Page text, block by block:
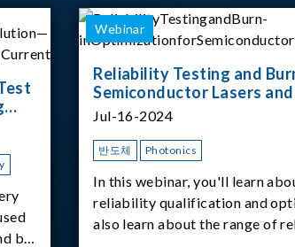
bi-
Webinar
Reliability Testing and
Semiconductor Lasers
Jul-16-2024
반도체 Photonics
In this webinar, you'll learn
reliability qualification and
also learn about the range of